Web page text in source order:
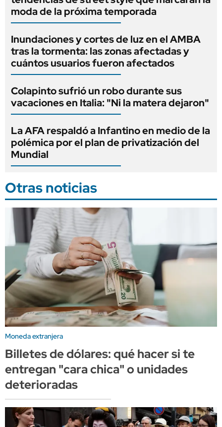
moda de la próxima temporada
Inundaciones y cortes de luz en el AMBA
tras la tormenta: las zonas afectadas y
cuántos usuarios fueron afectados
Colapinto sufrió un robo durante sus
vacaciones en Italia: "Ni la matera dejaron"
La AFA respaldó a Infantino en medio de la
polémica por el plan de privatización del
Mundial
Otras noticias
Moneda extranjera
Billetes de dólares: qué hacer si te
entregan "cara chica" o unidades
deterioradas